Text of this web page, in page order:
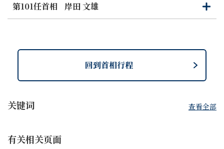
第101任首相
岸田 文雄
打
开
关
闭
关键词 查看全部
有关相关页面
回到首相行程